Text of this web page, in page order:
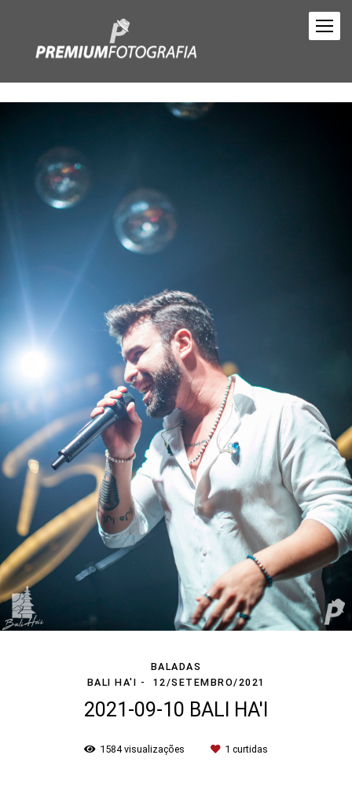
BALADAS
BALI HA'I
12/SETEMBRO/2021
2021-09-10 BALI HA'I
1584visualizações 1 curtidas